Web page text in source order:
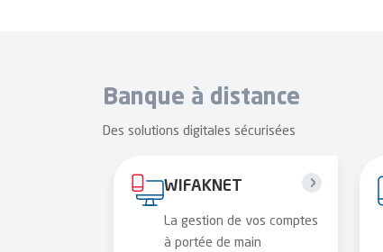
Banque à distance
Des solutions digitales sécurisées
WIFAKNET
La gestion de vos comptes
à portée de main